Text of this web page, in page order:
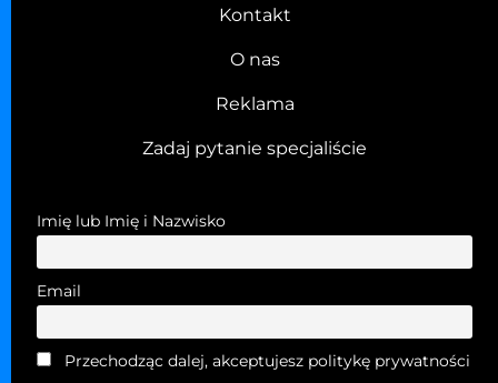
Kontakt
O nas
Reklama
Zadaj pytanie specjaliście
Imię lub Imię i Nazwisko
Email
Przechodząc dalej, akceptujesz politykę prywatności